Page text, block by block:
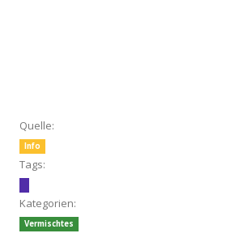
Quelle:
Info
Tags:
Kategorien:
Vermischtes